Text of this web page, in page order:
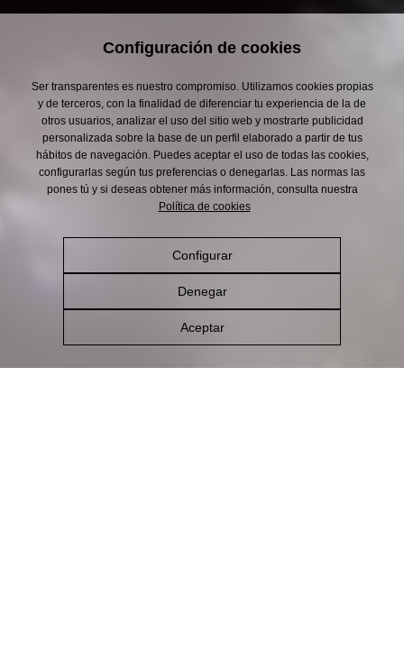
Configuración de cookies
Ser transparentes es nuestro compromiso. Utilizamos cookies propias
y de terceros, con la finalidad de diferenciar tu experiencia de la de
otros usuarios, analizar el uso del sitio web y mostrarte publicidad
personalizada sobre la base de un perfil elaborado a partir de tus
hábitos de navegación. Puedes aceptar el uso de todas las cookies,
configurarlas según tus preferencias o denegarlas. Las normas las
pones tú y si deseas obtener más información, consulta nuestra
Política de cookies
Configurar
Denegar
Aceptar